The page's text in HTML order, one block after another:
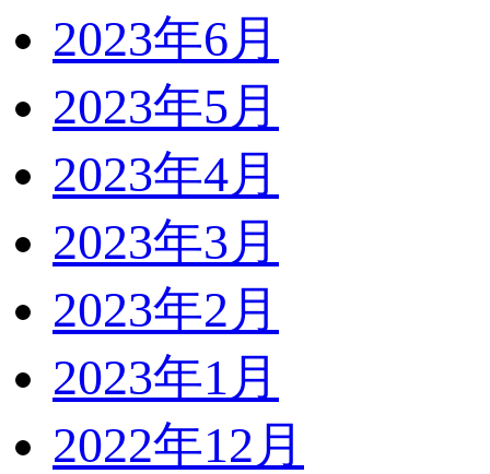
2023年6月
2023年5月
2023年4月
2023年3月
2023年2月
2023年1月
2022年12月